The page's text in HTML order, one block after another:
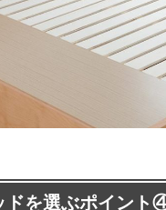
ドを選ぶポイント